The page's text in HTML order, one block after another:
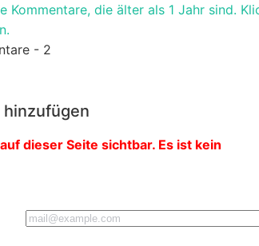
Kommentare, die älter als 1 Jahr sind.
- 2
hinzufügen
dieser Seite sichtbar. Es ist kein